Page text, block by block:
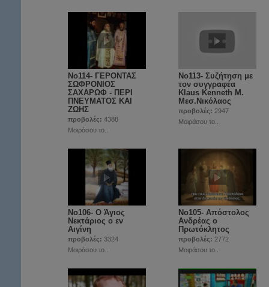
No114- ΓΕΡΟΝΤΑΣ
ΣΩΦΡΟΝΙΟΣ
ΣΑΧΑΡΩΦ - ΠΕΡΙ
ΠΝΕΥΜΑΤΟΣ ΚΑΙ
ΖΩΗΣ
προβολές: 4388
Μοιράσου το..
No113- Συζήτηση με
τον συγγραφέα
Klaus Kenneth Μ.
Μεσ.Νικόλαος
προβολές: 2947
Μοιράσου το..
Νο106- Ο Άγιος
Νεκτάριος ο εν
Αιγίνη
προβολές: 3324
Μοιράσου το..
Νο105- Απόστολος
Ανδρέας ο
Πρωτόκλητος
προβολές: 2772
Μοιράσου το..